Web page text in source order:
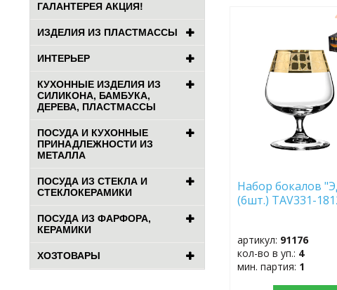
ГАЛАНТЕРЕЯ АКЦИЯ!
ИЗДЕЛИЯ ИЗ ПЛАСТМАССЫ
ИНТЕРЬЕР
КУХОННЫЕ ИЗДЕЛИЯ ИЗ
СИЛИКОНА, БАМБУКА,
ДЕРЕВА, ПЛАСТМАССЫ
ПОСУДА И КУХОННЫЕ
ПРИНАДЛЕЖНОСТИ ИЗ
МЕТАЛЛА
ПОСУДА ИЗ СТЕКЛА И
СТЕКЛОКЕРАМИКИ
ПОСУДА ИЗ ФАРФОРА,
КЕРАМИКИ
ХОЗТОВАРЫ
ИЗБРАННОЕ
Набор бокалов
(6шт.) TAV331-
артикул: 91176
кол-во в уп.: 4
мин. партия: 1